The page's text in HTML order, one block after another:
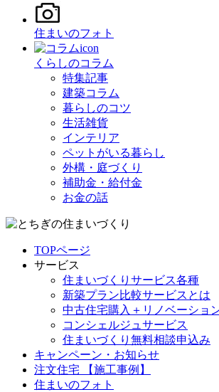
住まいのフォト
くらしのコラム
特集記事
建築コラム
暮らしのコツ
生活雑貨
インテリア
ペットがいる暮らし
外構・庭づくり
補助金・給付金
お金の話
TOPページ
サービス
住まいづくりサービス各種
新築プラン比較サービスとは
中古住宅購入＋リノベーショ
コンシェルジュサービス
住まいづくり無料相談申込み
キャンペーン・お知らせ
注文住宅 【施工事例】
住まいのフォト